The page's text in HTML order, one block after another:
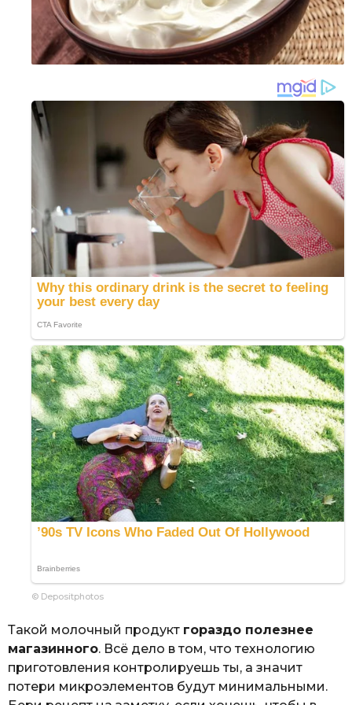
© Depositphotos
Такой молочный продукт гораздо полезнее
магазинного. Всё дело в том, что технологию
приготовления контролируешь ты, а значит
потери микроэлементов будут минимальными.